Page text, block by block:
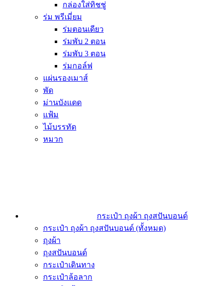
กล่องใส่ทิชชู่
ร่ม พรีเมี่ยม
ร่มตอนเดียว
ร่มพับ 2 ตอน
ร่มพับ 3 ตอน
ร่มกอล์ฟ
แผ่นรองเมาส์
พัด
ม่านบังแดด
แฟ้ม
ไม้บรรทัด
หมวก
กระเป๋า ถุงผ้า ถุงสปันบอนด์
กระเป๋า ถุงผ้า ถุงสปันบอนด์ (ทั้งหมด)
ถุงผ้า
ถุงสปันบอนด์
กระเป๋าเดินทาง
กระเป๋าล้อลาก